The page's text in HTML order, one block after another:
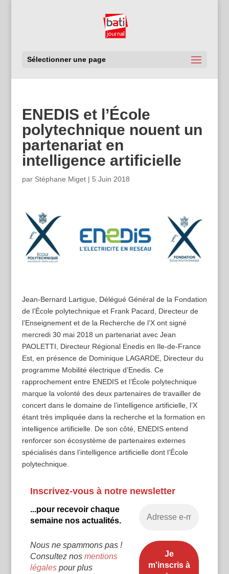
Sélectionner une page
ENEDIS et l’École
polytechnique nouent un
partenariat en
intelligence artificielle
par Stéphane Miget| 5 Juin 2018
Jean-Bernard Lartigue, Délégué Général de la Fondation
de l’École polytechnique et Frank Pacard, Directeur de
l’Enseignement et de la Recherche de l’X ont signé
mercredi 30 mai 2018 un partenariat avec Jean
PAOLETTI, Directeur Régional Enedis en Ile-de-France
Est, en présence de Dominique LAGARDE, Directeur du
programme Mobilité électrique d’Enedis. Ce
rapprochement entre ENEDIS et l’École polytechnique
marque la volonté des deux partenaires de travailler de
concert dans le domaine de l’intelligence artificielle, l’X
étant très impliquée dans la recherche et la formation en
intelligence artificielle. De son côté, ENEDIS entend
renforcer son écosystème de partenaires externes
spécialisés dans l’intelligence artificielle dont l’École
polytechnique.
Inscrivez-vous à notre newsletter
...pour recevoir chaque
semaine nos actualités.
Nous ne spammons pas !
Consultez nos mentions
légalespour plus